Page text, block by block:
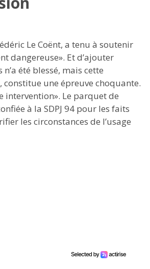
Le Coënt, a tenu à soutenir
dangereuse». Et d’ajouter
été blessé, mais cette
une épreuve choquante.
intervention». Le parquet de
à la SDPJ 94 pour les faits
les circonstances de l’usage